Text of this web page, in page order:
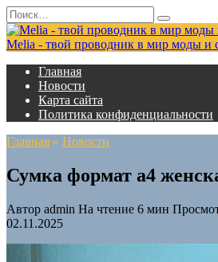
Перейти
к
содержанию
Search
for:
Melia - твой проводник в мир моды и
Главная
Новости
Карта сайта
Политика конфиденциальности
Главная » Новости
Сумка формат а4
Автор admin На чтение 6 мин
02.11.2025